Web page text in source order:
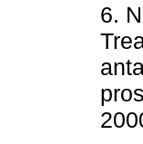
6.